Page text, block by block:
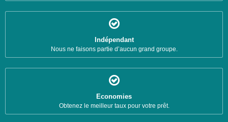
Indépendant
Nous ne faisons partie d’aucun grand groupe.
Economies
Obtenez le meilleur taux pour votre prêt.